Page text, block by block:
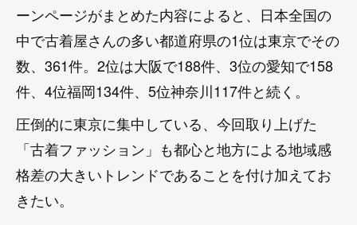
ーンページがまとめた内容によると、日本全国の
中で古着屋さんの多い都道府県の1位は東京でその
数、361件。2位は大阪で188件、3位の愛知で158
件、4位福岡134件、5位神奈川117件と続く。
圧倒的に東京に集中している、今回取り上げた
「古着ファッション」も都心と地方による地域感
格差の大きいトレンドであることを付け加えてお
きたい。